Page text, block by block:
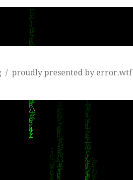
proudly presented by error.wtf